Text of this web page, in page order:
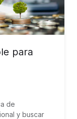
para
de
y buscar